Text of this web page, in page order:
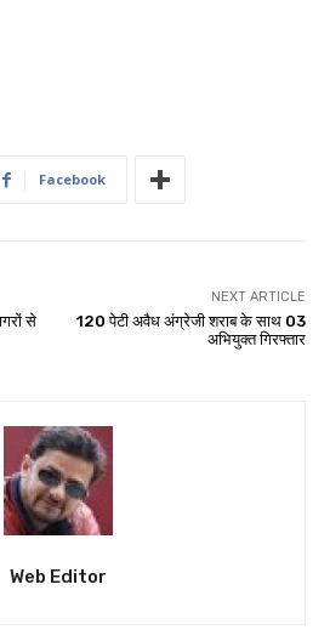
Facebook
से
NEXT ARTICLE
120 पेटी अवैध अंग्रेजी शराब के साथ 03
अभियुक्त गिरफ्तार
Web Editor